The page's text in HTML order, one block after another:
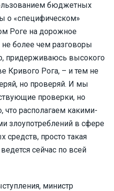
бюджетных
о «специфическом»
Роге на дорожное
более чем разговоры
придерживаюсь высокого
Кривого Рога, – и тем не
но проверяй. И мы
проверки, но
что располагаем какими-
злоупотреблений в сфере
просто такая
сейчас по всей
министр